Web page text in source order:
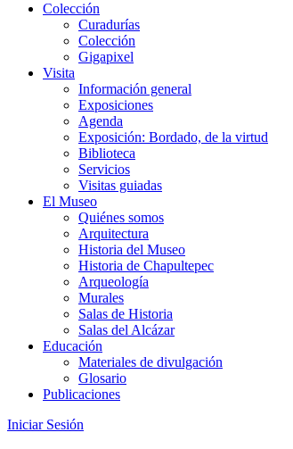
Colección
Curadurías
Colección
Gigapixel
Visita
Información general
Exposiciones
Agenda
Exposición: Bordado, de la virtud
Biblioteca
Servicios
Visitas guiadas
El Museo
Quiénes somos
Arquitectura
Historia del Museo
Historia de Chapultepec
Arqueología
Murales
Salas de Historia
Salas del Alcázar
Educación
Materiales de divulgación
Glosario
Publicaciones
Iniciar Sesión